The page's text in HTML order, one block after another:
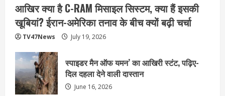
आखिर क्या है C-RAM मिसाइल सिस्टम, क्या हैं इसकी
खूबियां? ईरान-अमेरिका तनाव के बीच क्यों बढ़ी चर्चा
TV47News July 19, 2026
स्पाइडर मैन ऑफ यमन’ का आखिरी स्टंट, पढ़िए-
दिल दहला देने वाली दास्तान
June 16, 2026